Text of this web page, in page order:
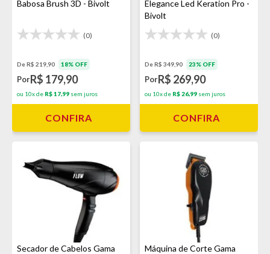
Babosa Brush 3D - Bivolt
(0)
De R$ 219,90 18% OFF
PorR$ 179,90
ou 10x de R$ 17,99 sem juros
CONFIRA
Elegance Led Keration Pro -
Bivolt
(0)
De R$ 349,90 23% OFF
PorR$ 269,90
ou 10x de R$ 26,99 sem juros
CONFIRA
Secador de Cabelos Gama
Máquina de Corte Gama